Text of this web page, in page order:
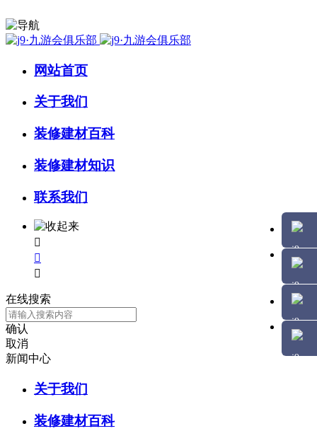
网站首页
关于我们
装修建材百科
装修建材知识
联系我们



在线搜索
确认
取消
新闻中心
关于我们
装修建材百科